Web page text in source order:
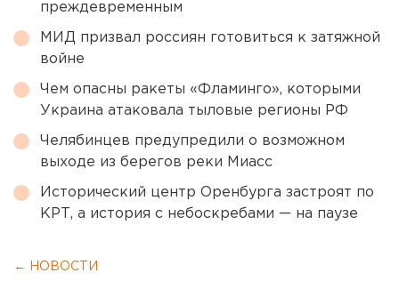
преждевременным
МИД призвал россиян готовиться к затяжной
войне
Чем опасны ракеты «Фламинго», которыми
Украина атаковала тыловые регионы РФ
Челябинцев предупредили о возможном
выходе из берегов реки Миасс
Исторический центр Оренбурга застроят по
КРТ, а история с небоскребами — на паузе
← НОВОСТИ